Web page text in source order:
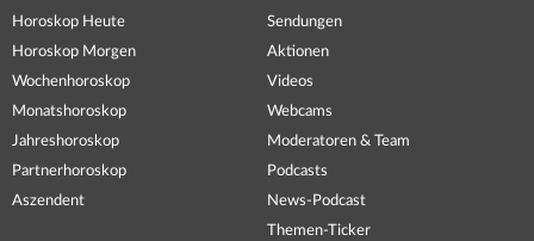
Horoskop Heute
Horoskop Morgen
Wochenhoroskop
Monatshoroskop
Jahreshoroskop
Partnerhoroskop
Aszendent
Sendungen
Aktionen
Videos
Webcams
Moderatoren & Team
Podcasts
News-Podcast
Themen-Ticker